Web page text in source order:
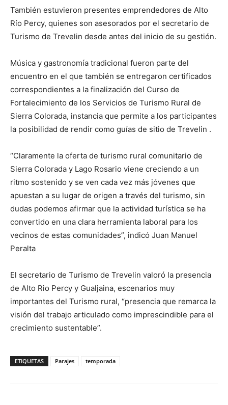
También estuvieron presentes emprendedores de Alto
Río Percy, quienes son asesorados por el secretario de
Turismo de Trevelin desde antes del inicio de su gestión.
Música y gastronomía tradicional fueron parte del
encuentro en el que también se entregaron certificados
correspondientes a la finalización del Curso de
Fortalecimiento de los Servicios de Turismo Rural de
Sierra Colorada, instancia que permite a los participantes
la posibilidad de rendir como guías de sitio de Trevelin .
“Claramente la oferta de turismo rural comunitario de
Sierra Colorada y Lago Rosario viene creciendo a un
ritmo sostenido y se ven cada vez más jóvenes que
apuestan a su lugar de origen a través del turismo, sin
dudas podemos afirmar que la actividad turística se ha
convertido en una clara herramienta laboral para los
vecinos de estas comunidades”, indicó Juan Manuel
Peralta
El secretario de Turismo de Trevelin valoró la presencia
de Alto Rio Percy y Gualjaina, escenarios muy
importantes del Turismo rural, “presencia que remarca la
visión del trabajo articulado como imprescindible para el
crecimiento sustentable”.
ETIQUETAS Parajes temporada